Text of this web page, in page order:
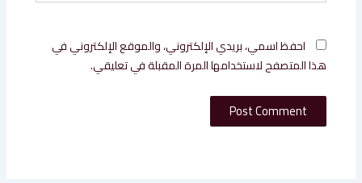
احفظ اسمي، بريدي الإلكتروني، والموقع الإلكتروني في
هذا المتصفح لاستخدامها المرة المقبلة في تعليقي.